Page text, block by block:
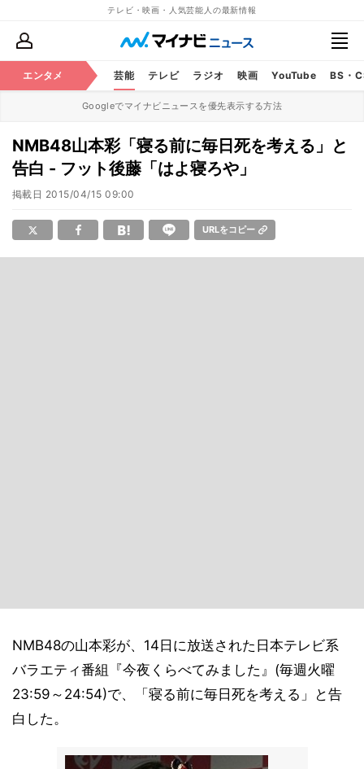
テレビ・映画・人気芸能人の最新情報
エンタメ 芸能 テレビ ラジオ 映画 YouTube BS・
Googleでマイナビニュースを優先表示する方法
NMB48山本彩「寝る前に毎日死を考える」と
告白 - フット後藤「はよ寝ろや」
掲載日 2015/04/15 09:00
URLをコピー
NMB48の山本彩が、14日に放送された日本テレビ系
バラエティ番組『今夜くらべてみました』(毎週火曜
23:59～24:54)で、「寝る前に毎日死を考える」と告
白した。